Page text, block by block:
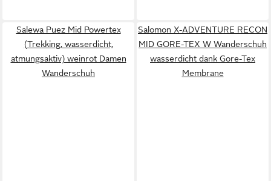
Salewa Puez Mid Powertex
(Trekking, wasserdicht,
atmungsaktiv) weinrot Damen
Wanderschuh
Salomon X-ADVENTURE RECON
MID GORE-TEX W Wanderschuh
wasserdicht dank Gore-Tex
Membrane